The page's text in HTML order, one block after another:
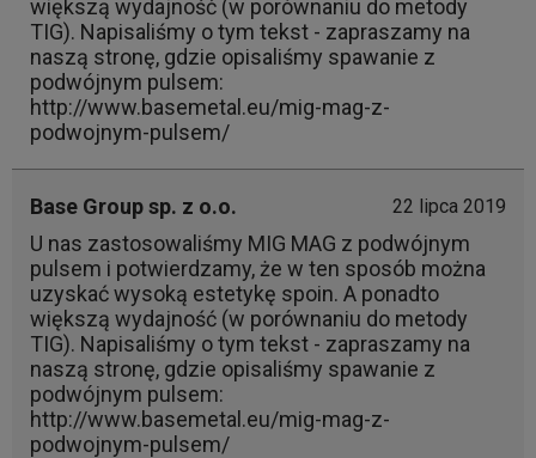
większą wydajność (w porównaniu do metody
TIG). Napisaliśmy o tym tekst - zapraszamy na
naszą stronę, gdzie opisaliśmy spawanie z
podwójnym pulsem:
http://www.basemetal.eu/mig-mag-z-
podwojnym-pulsem/
Base Group sp. z o.o. 22 lipca 2019
U nas zastosowaliśmy MIG MAG z podwójnym
pulsem i potwierdzamy, że w ten sposób można
uzyskać wysoką estetykę spoin. A ponadto
większą wydajność (w porównaniu do metody
TIG). Napisaliśmy o tym tekst - zapraszamy na
naszą stronę, gdzie opisaliśmy spawanie z
podwójnym pulsem:
http://www.basemetal.eu/mig-mag-z-
podwojnym-pulsem/